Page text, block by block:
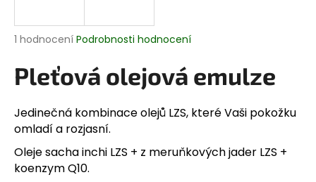
Průměrné
produktu
je
z
5
hvězdiček.
1 hodnocení Podrobnosti hodnocení
Pleťová olejová emulze
Jedinečná kombinace olejů LZS, které Vaši pokožku
omladí a rozjasní.
Oleje sacha inchi LZS + z meruňkových jader LZS +
koenzym Q10.
j
t
?